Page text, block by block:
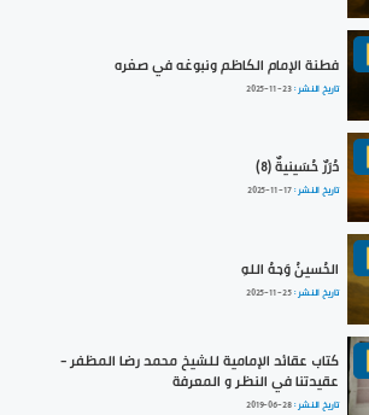
فطنة الإمام الكاظم ونبوغه في صغره
تاريخ النشر :2025-11-23
دُرَرٌ حُسَينيةٌ (8)
تاريخ النشر :2025-11-17
الحُسينُ وَجهُ اللهِ
تاريخ النشر :2025-11-25
كتاب عقائد الإمامية للشيخ محمد رضا المظفر -
عقيدتنا في النظر و المعرفة
تاريخ النشر :2019-06-28